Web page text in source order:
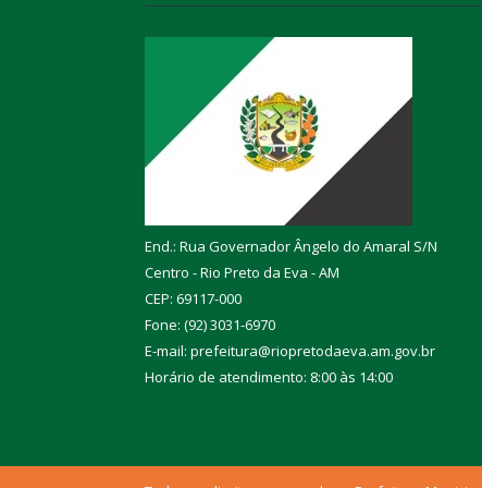
End.: Rua Governador Ângelo do Amaral S/N
Centro - Rio Preto da Eva - AM
CEP: 69117-000
Fone: (92) 3031-6970
E-mail: prefeitura@riopretodaeva.am.gov.br
Horário de atendimento: 8:00 às 14:00